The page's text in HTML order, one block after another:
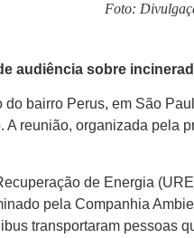
Foto:
audiência sobre
bairro Perus, em São
reunião, organizada pela
de Energia
pela Companhia
transportaram pessoas